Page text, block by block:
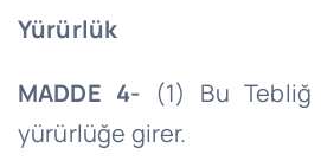
Yürürlük
MADDE 4- (1) Bu Tebliğ
yürürlüğe girer.